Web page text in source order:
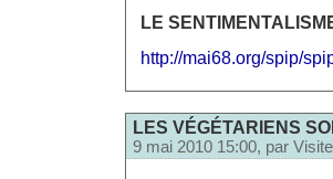
LE
http://mai68.org/spip/
LES VÉGÉTARIENS
9 mai 2010 15:00, par